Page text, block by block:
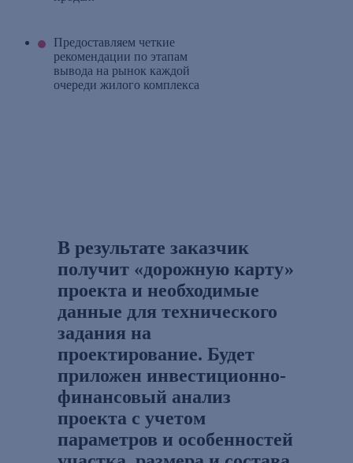
Предоставляем четкие
рекомендации по этапам
вывода на рынок каждой
очереди жилого комплекса
В результате заказчик
получит «дорожную карту»
проекта и необходимые
данные для технического
задания на
проектирование. Будет
приложен инвестиционно-
финансовый анализ
проекта с учетом
параметров и особенностей